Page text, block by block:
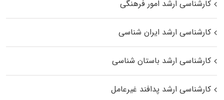
کارشناسی ارشد امور فرهنگی
کارشناسی ارشد ایران شناسی
کارشناسی ارشد باستان شناسی
کارشناسی ارشد پدافند غیرعامل